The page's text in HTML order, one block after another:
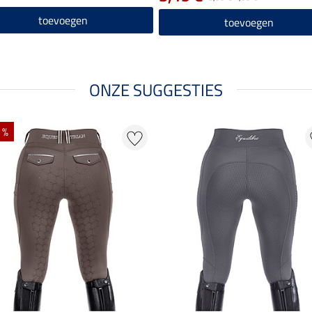
toevoegen toevoegen
ONZE SUGGESTIES